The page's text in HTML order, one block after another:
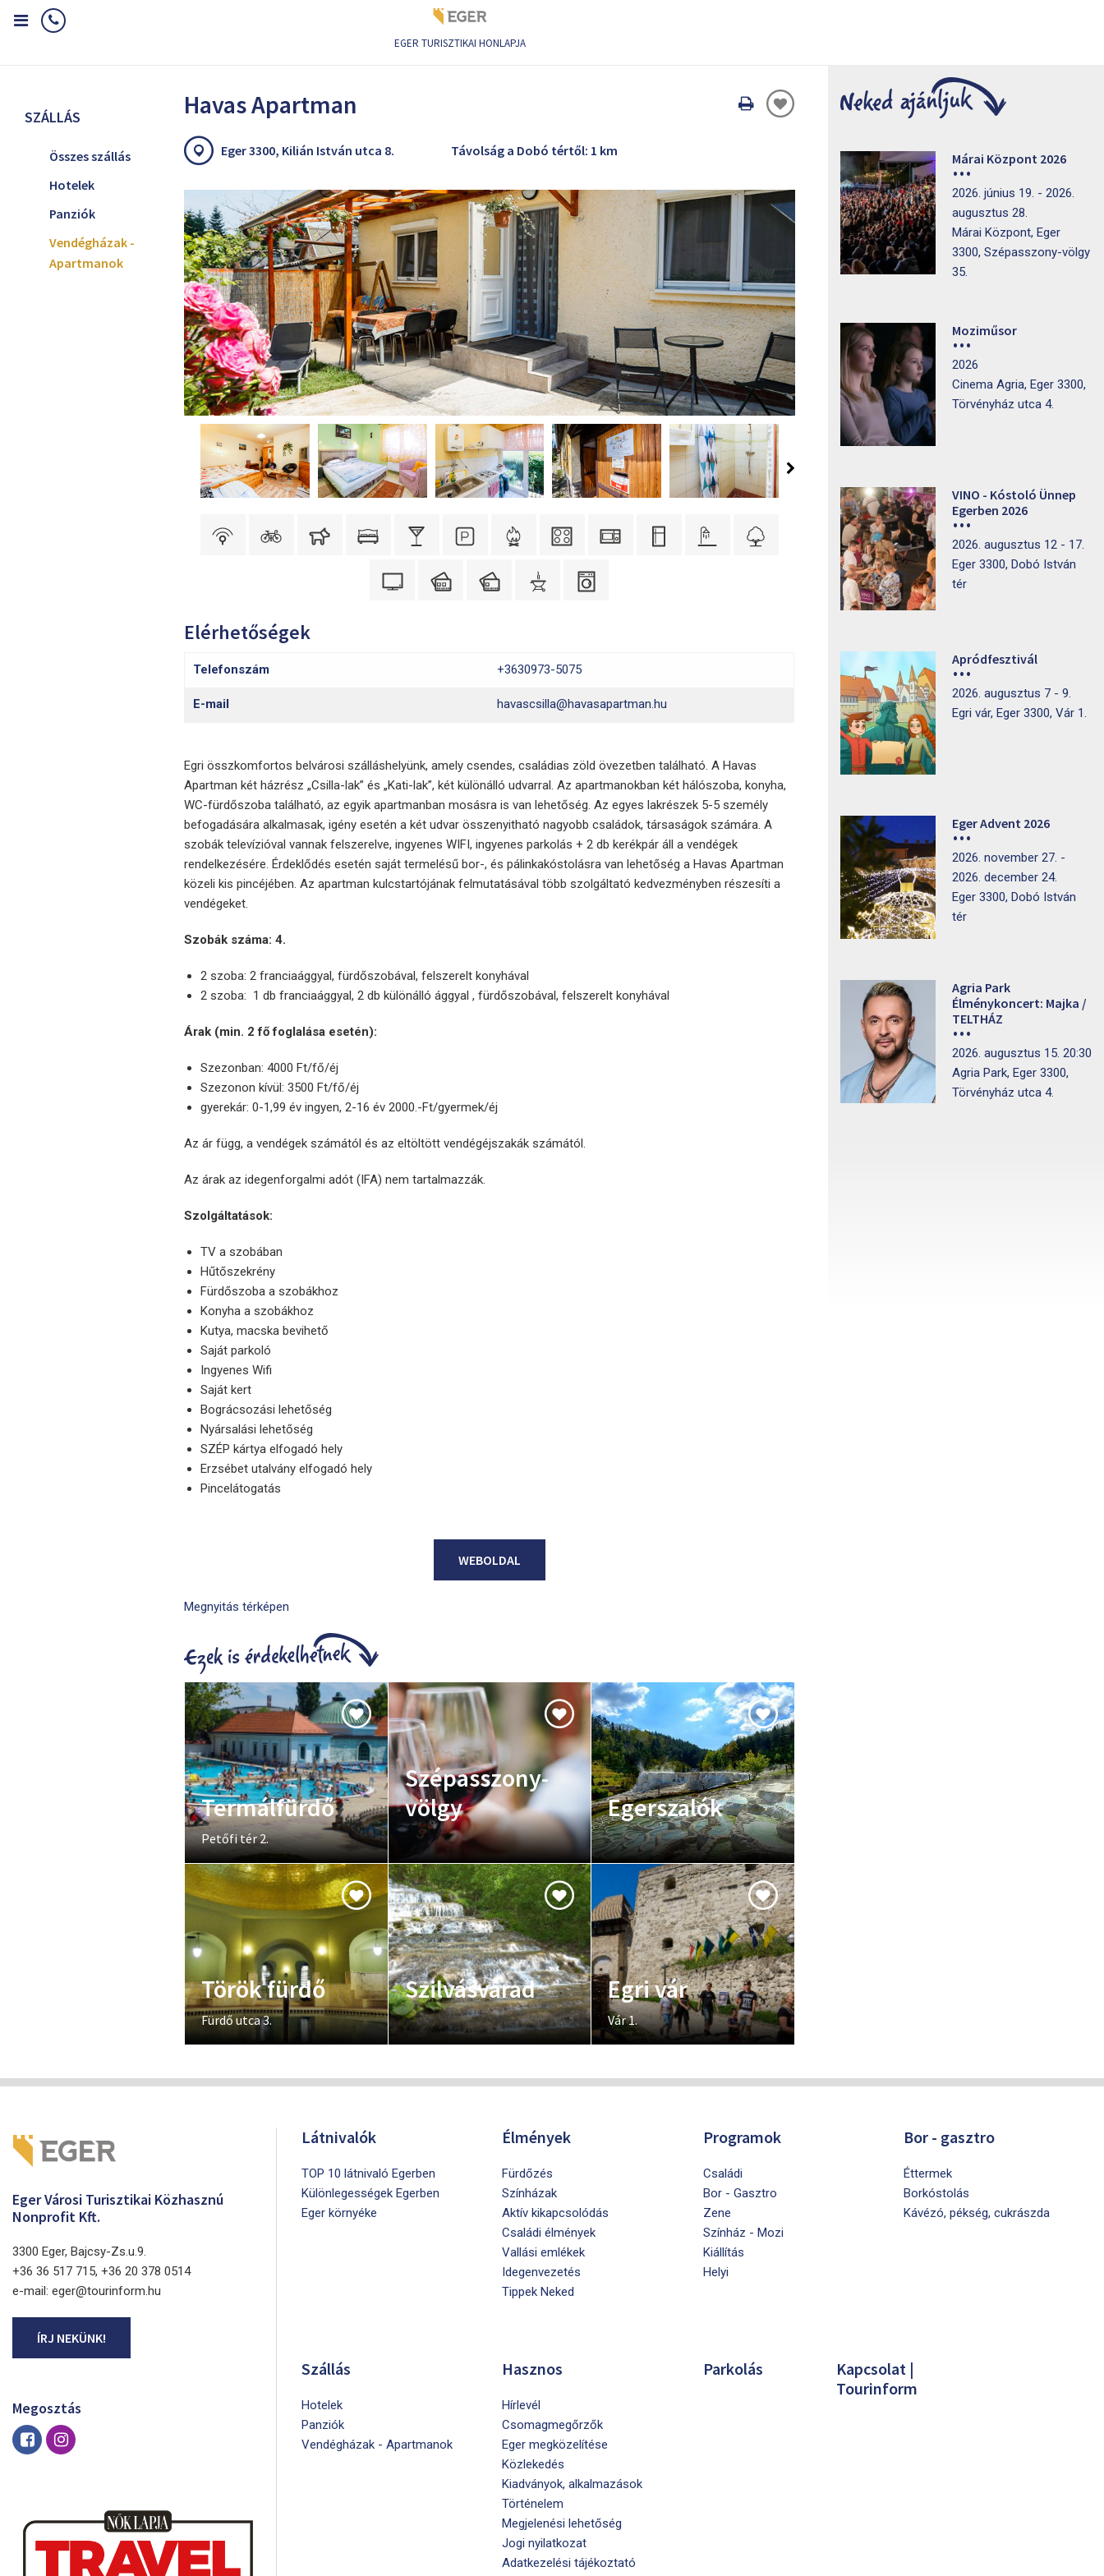
EGER TURISZTIKAI HONLAPJA
SZÁLLÁS
Összes szállás
Hotelek
Panziók
Vendégházak -
Apartmanok
Havas Apartman
Oldal
Eger 3300, Kilián István utca 8. Távolság a Dobó tértől: 1 km
Elérhetőségek
Telefonszám +3630973-5075
E-mail havascsilla@havasapartman.hu
Egri összkomfortos belvárosi szálláshelyünk, amely csendes, családias zöld övezetben található. A Havas
Apartman két házrész „Csilla-lak” és „Kati-lak”, két különálló udvarral. Az apartmanokban két hálószoba, konyha,
WC-fürdőszoba található, az egyik apartmanban mosásra is van lehetőség. Az egyes lakrészek 5-5 személy
befogadására alkalmasak, igény esetén a két udvar összenyitható nagyobb családok, társaságok számára. A
szobák televízióval vannak felszerelve, ingyenes WIFI, ingyenes parkolás + 2 db kerékpár áll a vendégek
rendelkezésére. Érdeklődés esetén saját termelésű bor-, és pálinkakóstolásra van lehetőség a Havas Apartman
közeli kis pincéjében. Az apartman kulcstartójának felmutatásával több szolgáltató kedvezményben részesíti a
vendégeket.
Szobák száma: 4.
2 szoba: 2 franciaággyal, fürdőszobával, felszerelt konyhával
2 szoba: 1 db franciaággyal, 2 db különálló ággyal , fürdőszobával, felszerelt konyhával
Árak (min. 2 fő foglalása esetén):
Szezonban: 4000 Ft/fő/éj
Szezonon kívül: 3500 Ft/fő/éj
gyerekár: 0-1,99 év ingyen, 2-16 év 2000.-Ft/gyermek/éj
Az ár függ, a vendégek számától és az eltöltött vendégéjszakák számától.
Az árak az idegenforgalmi adót (IFA) nem tartalmazzák.
Szolgáltatások:
TV a szobában
Hűtőszekrény
Fürdőszoba a szobákhoz
Konyha a szobákhoz
Kutya, macska bevihető
Saját parkoló
Ingyenes Wifi
Saját kert
Bográcsozási lehetőség
Nyársalási lehetőség
SZÉP kártya elfogadó hely
Erzsébet utalvány elfogadó hely
Pincelátogatás
WEBOLDAL
Megnyitás térképen
Termálfürdő
Petőfi tér 2.
Szépasszony-
völgy
Egerszalók
Török fürdő
Fürdő utca 3.
Szilvásvárad Egri vár
Vár 1.
Márai Központ 2026
2026. június 19. - 2026.
augusztus 28.
Márai Központ, Eger
3300, Szépasszony-völgy
35.
Moziműsor
2026
Cinema Agria, Eger 3300,
Törvényház utca 4.
VINO - Kóstoló Ünnep
Egerben 2026
2026. augusztus 12 - 17.
Eger 3300, Dobó István
tér
Apródfesztivál
2026. augusztus 7 - 9.
Egri vár, Eger 3300, Vár 1.
Eger Advent 2026
2026. november 27. -
2026. december 24.
Eger 3300, Dobó István
tér
Agria Park
Élménykoncert: Majka /
TELTHÁZ
2026. augusztus 15. 20:30
Agria Park, Eger 3300,
Törvényház utca 4.
Eger Városi Turisztikai Közhasznú
Nonprofit Kft.
3300 Eger, Bajcsy-Zs.u.9.
+36 36 517 715, +36 20 378 0514
e-mail: eger@tourinform.hu
ÍRJ NEKÜNK!
Megosztás
Látnivalók
TOP 10 látnivaló Egerben
Különlegességek Egerben
Eger környéke
Élmények
Fürdőzés
Színházak
Aktív kikapcsolódás
Családi élmények
Vallási emlékek
Idegenvezetés
Tippek Neked
Programok
Családi
Bor - Gasztro
Zene
Színház - Mozi
Kiállítás
Helyi
Bor - gasztro
Éttermek
Borkóstolás
Kávézó, pékség, cukrászda
Szállás
Hotelek
Panziók
Vendégházak - Apartmanok
Hasznos
Hírlevél
Csomagmegőrzők
Eger megközelítése
Közlekedés
Kiadványok, alkalmazások
Történelem
Megjelenési lehetőség
Jogi nyilatkozat
Adatkezelési tájékoztató
Parkolás
Kapcsolat |
Tourinform